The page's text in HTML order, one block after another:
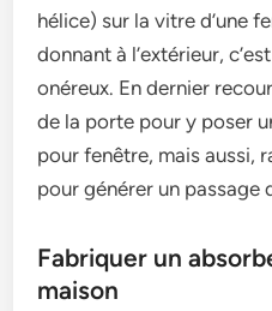
hélice) sur la vitre d’une
donnant à l’extérieur,
onéreux. En dernier
de la porte pour y poser
pour fenêtre, mais aussi,
pour générer un passage
Fabriquer un
maison